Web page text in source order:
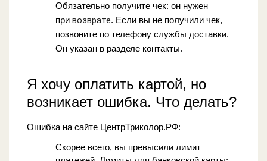
Обязательно получите чек: он нужен
при возврате. Если вы не получили чек,
позвоните по телефону службы доставки.
Он указан в разделе контакты.
Я хочу оплатить картой, но
возникает ошибка. Что делать?
Ошибка на сайте ЦентрТриколор.РФ:
Скорее всего, вы превысили лимит